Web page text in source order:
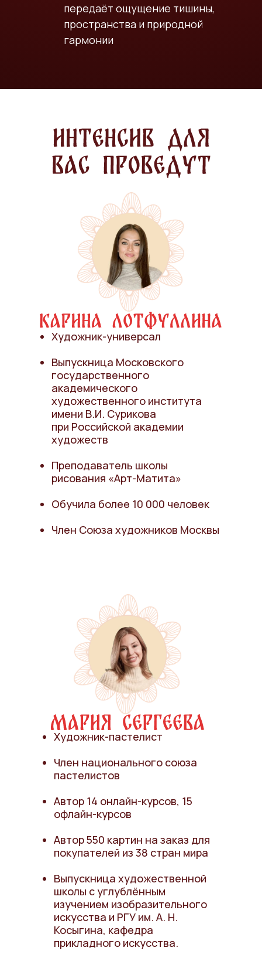
передаёт ощущение тишины,
пространства и природной
гармонии
Художник-пастелист
Член национального союза
пастелистов
Автор 14 онлайн-курсов, 15
офлайн-курсов
Автор 550 картин на заказ для
покупателей из 38 стран мира
Выпускница художественной
школы с углублённым
изучением изобразительного
искусства и РГУ им. А. Н.
Косыгина, кафедра
прикладного искусства.
Художник-универсал
Выпускница Московского
государственного
академического
художественного института
имени В.И. Сурикова
при Российской академии
художеств
Преподаватель школы
рисования «Арт-Матита»
Обучила более 10 000 человек
Член Союза художников Москвы